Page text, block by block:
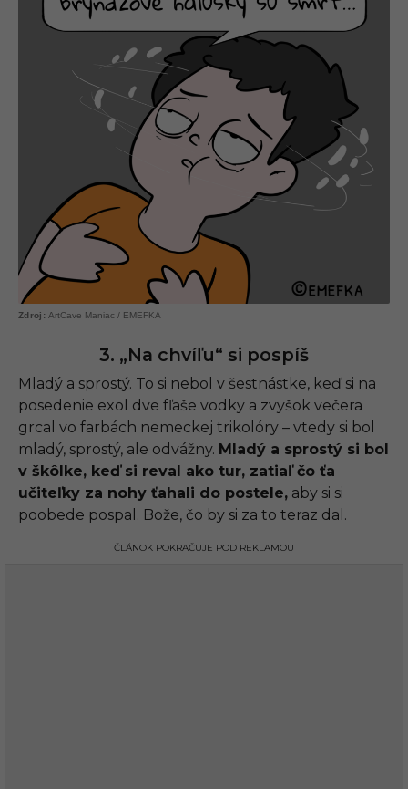
ArtCave Maniac / EMEFKA
3. „Na chvíľu“ si pospíš
Mladý a sprostý. To si nebol v šestnástke, keď si na
posedenie exol dve fľaše vodky a zvyšok večera
grcal vo farbách nemeckej trikolóry – vtedy si bol
mladý, sprostý, ale odvážny. Mladý a sprostý si bol
v škôlke, keď si reval ako tur, zatiaľ čo ťa
učiteľky za nohy ťahali do postele, aby si si
poobede pospal. Bože, čo by si za to teraz dal.
ČLÁNOK POKRAČUJE POD REKLAMOU